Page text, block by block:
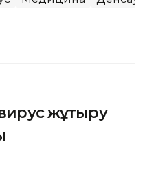
жұқтыру